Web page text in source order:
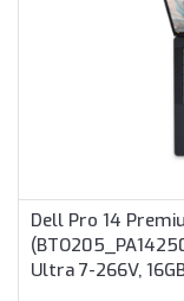
Dell Pro 14
Ultra 7-266V,
billentyűzet,